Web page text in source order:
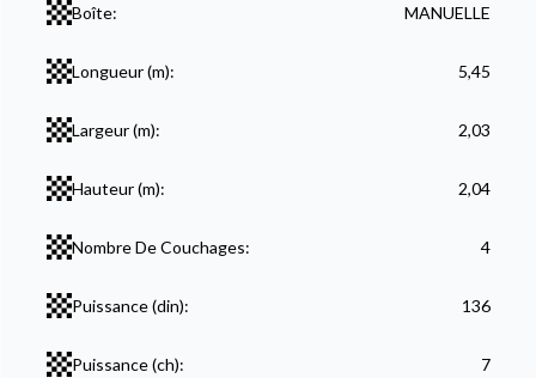
Boîte: MANUELLE
Longueur (m): 5,45
Largeur (m): 2,03
Hauteur (m): 2,04
Nombre De Couchages: 4
Puissance (din): 136
Puissance (ch): 7